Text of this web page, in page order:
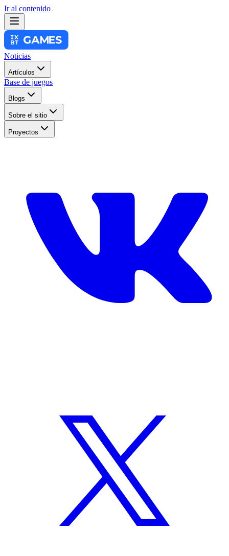
Ir al contenido
Noticias
Artículos
Base de juegos
Blogs
Sobre el sitio
Proyectos